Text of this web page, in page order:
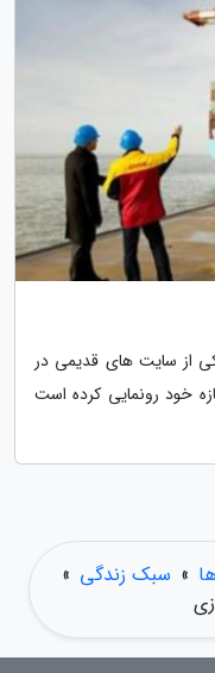
از سایت های قدیمی در
خود رونمایی کرده است
» سبک زندگی »